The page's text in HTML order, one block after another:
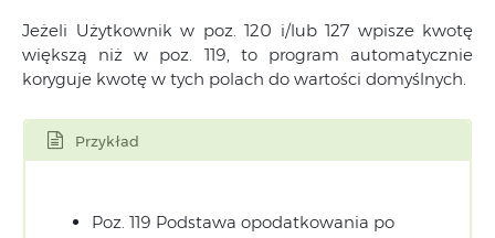
Jeżeli Użytkownik w poz. 120 i/lub 127 wpisze kwotę
większą niż w poz. 119, to program automatycznie
koryguje kwotę w tych polach do wartości domyślnych.
Przykład
Poz. 119 Podstawa opodatkowania po